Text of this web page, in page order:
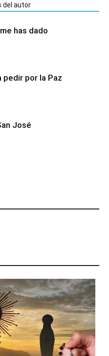
del autor
has dado
pedir por la Paz
José